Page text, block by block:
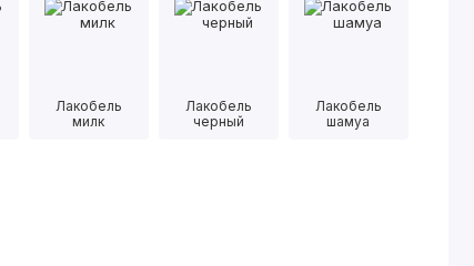
Лакобель
милк
Лакобель
черный
Лакобель
шамуа